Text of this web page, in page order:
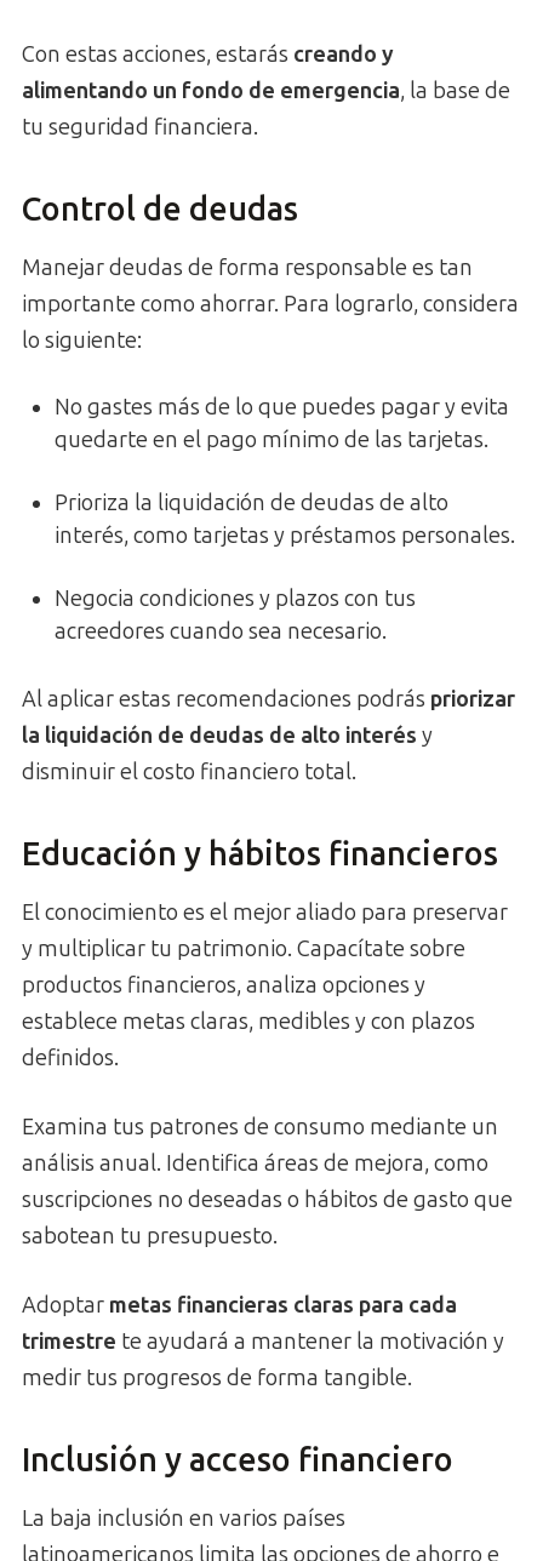
Con estas acciones, estarás creando y
alimentando un fondo de emergencia, la base de
tu seguridad financiera.
Control de deudas
Manejar deudas de forma responsable es tan
importante como ahorrar. Para lograrlo, considera
lo siguiente:
No gastes más de lo que puedes pagar y evita
quedarte en el pago mínimo de las tarjetas.
Prioriza la liquidación de deudas de alto
interés, como tarjetas y préstamos personales.
Negocia condiciones y plazos con tus
acreedores cuando sea necesario.
Al aplicar estas recomendaciones podrás priorizar
la liquidación de deudas de alto interés y
disminuir el costo financiero total.
Educación y hábitos financieros
El conocimiento es el mejor aliado para preservar
y multiplicar tu patrimonio. Capacítate sobre
productos financieros, analiza opciones y
establece metas claras, medibles y con plazos
definidos.
Examina tus patrones de consumo mediante un
análisis anual. Identifica áreas de mejora, como
suscripciones no deseadas o hábitos de gasto que
sabotean tu presupuesto.
Adoptar metas financieras claras para cada
trimestre te ayudará a mantener la motivación y
medir tus progresos de forma tangible.
Inclusión y acceso financiero
La baja inclusión en varios países
latinoamericanos limita las opciones de ahorro e